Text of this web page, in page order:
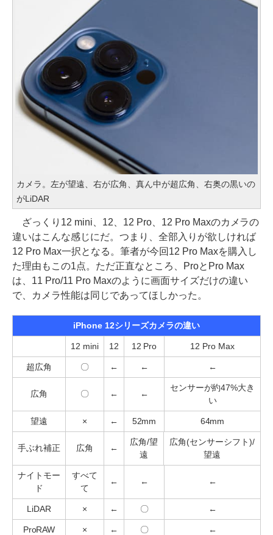
カメラ。左が望遠、右が広角、真ん中が超広角、右奥の黒いの
がLiDAR
ざっくり12 mini、12、12 Pro、12 Pro Maxのカメラの
違いはこんな感じにだ。つまり、全部入りが欲しければ
12 Pro Max一択となる。筆者が今回12 Pro Maxを購入し
た理由もこの1点。ただ正直なところ、ProとPro Max
は、11 Pro/11 Pro Maxのように画面サイズだけの違い
で、カメラ性能は同じであってほしかった。
iPhone 12シリーズカメラの違い
12 mini 12 12 Pro 12 Pro Max
超広角 〇 ← ← ←
広角 〇 ← ←
センサーが約47%大き
い
望遠 × ← 52mm 64mm
手ぶれ補正 広角 ←
広角/望
遠
広角(センサーシフト)/
望遠
ナイトモー
ド
すべて
て
← ← ←
LiDAR × ← 〇 ←
ProRAW × ← 〇 ←